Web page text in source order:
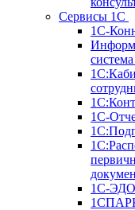
Сервисы 1С
1С-
1С-
1С-ЭДО